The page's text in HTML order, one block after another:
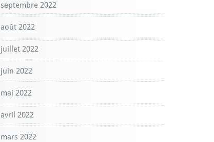
septembre 2022
août 2022
juillet 2022
juin 2022
mai 2022
avril 2022
mars 2022